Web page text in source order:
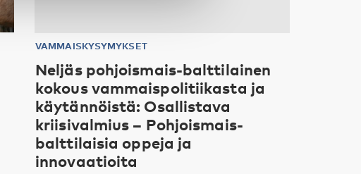
VAMMAISKYSYMYKSET
Neljäs pohjoismais-balttilainen
kokous vammaispolitiikasta ja
käytännöistä: Osallistava
kriisivalmius – Pohjoismais-
balttilaisia oppeja ja
innovaatioita